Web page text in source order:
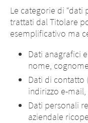
Le categorie di “dati
trattati dal Titolare
esemplificativo ma
Dati anagrafici
nome,
Dati di contatto
indirizzo e-
Dati personali
aziendale